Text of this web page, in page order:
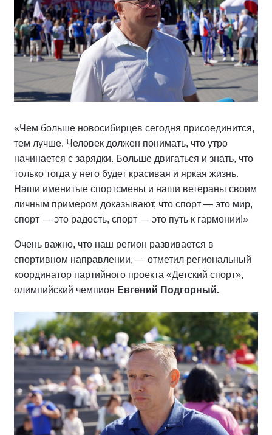
«Чем больше новосибирцев сегодня присоединится,
тем лучше. Человек должен понимать, что утро
начинается с зарядки. Больше двигаться и знать, что
только тогда у него будет красивая и яркая жизнь.
Наши именитые спортсмены и наши ветераны своим
личным примером доказывают, что спорт — это мир,
спорт — это радость, спорт — это путь к гармонии!»
Очень важно, что наш регион развивается в
спортивном направлении, — отметил региональный
координатор партийного проекта «Детский спорт»,
олимпийский чемпион Евгений Подгорный.